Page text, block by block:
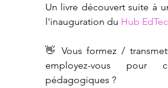
Un livre découvert suite à
l'inauguration du Hub
👋 Vous formez /
employez-vous pour
pédagogiques ?